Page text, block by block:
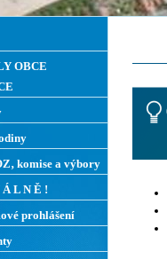
OBCE
komise a výbory
Á L N Ě !
prohlášení